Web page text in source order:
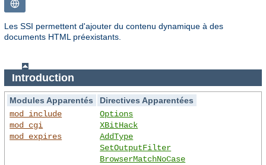
Les SSI permettent d'ajouter du contenu dynamique à des
documents HTML préexistants.
Introduction
Modules Apparentés
Directives Apparentées
mod_include
mod_cgi
mod_expires
Options
XBitHack
AddType
SetOutputFilter
BrowserMatchNoCase